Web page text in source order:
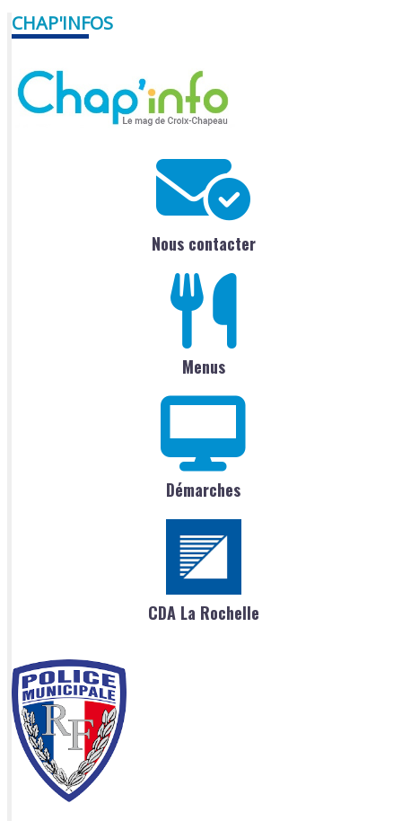
CHAP'INFOS
Nous contacter
Menus
Démarches
CDA La Rochelle